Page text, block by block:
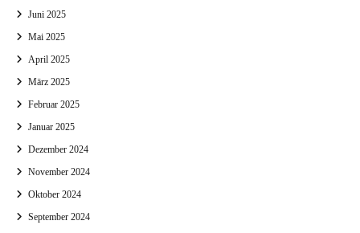
Juni 2025
Mai 2025
April 2025
März 2025
Februar 2025
Januar 2025
Dezember 2024
November 2024
Oktober 2024
September 2024